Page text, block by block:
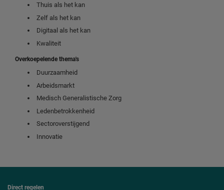
Thuis als het kan
Zelf als het kan
Digitaal als het kan
Kwaliteit
Overkoepelende thema's
Duurzaamheid
Arbeidsmarkt
Medisch Generalistische Zorg
Ledenbetrokkenheid
Sectoroverstijgend
Innovatie
Direct regelen